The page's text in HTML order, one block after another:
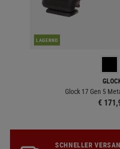
LAGERND
Glock 17 Gen 5
€
SCHNELLER